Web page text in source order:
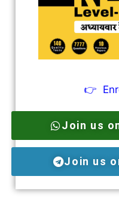
👉
Join us
Join us